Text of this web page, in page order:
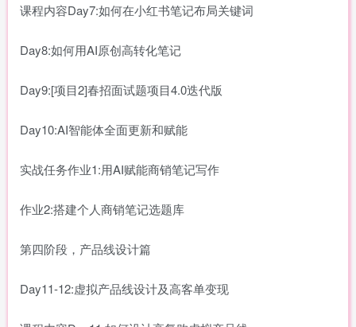
课程内容Day7:如何在小红书笔记布局关键词
Day8:如何用AI原创高转化笔记
Day9:[项目2]春招面试题项目4.0迭代版
Day10:AI智能体全面更新和赋能
实战任务作业1:用AI赋能商销笔记写作
作业2:搭建个人商销笔记选题库
第四阶段，产品线设计篇
Day11-12:虚拟产品线设计及高客单变现